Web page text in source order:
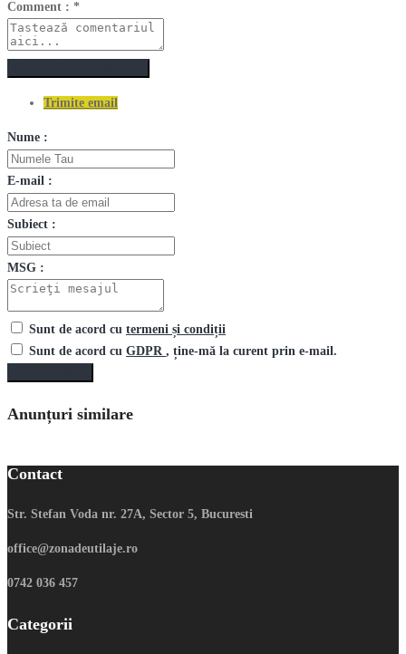
Comment : *
Trimite email
Nume :
E-mail :
Subiect :
MSG :
Sunt de acord cu termeni și condiții
Sunt de acord cu GDPR , ține-mă la curent prin e-mail.
Anunțuri similare
Contact
Str. Stefan Voda nr. 27A, Sector 5, Bucuresti
office@zonadeutilaje.ro
0742 036 457
Categorii